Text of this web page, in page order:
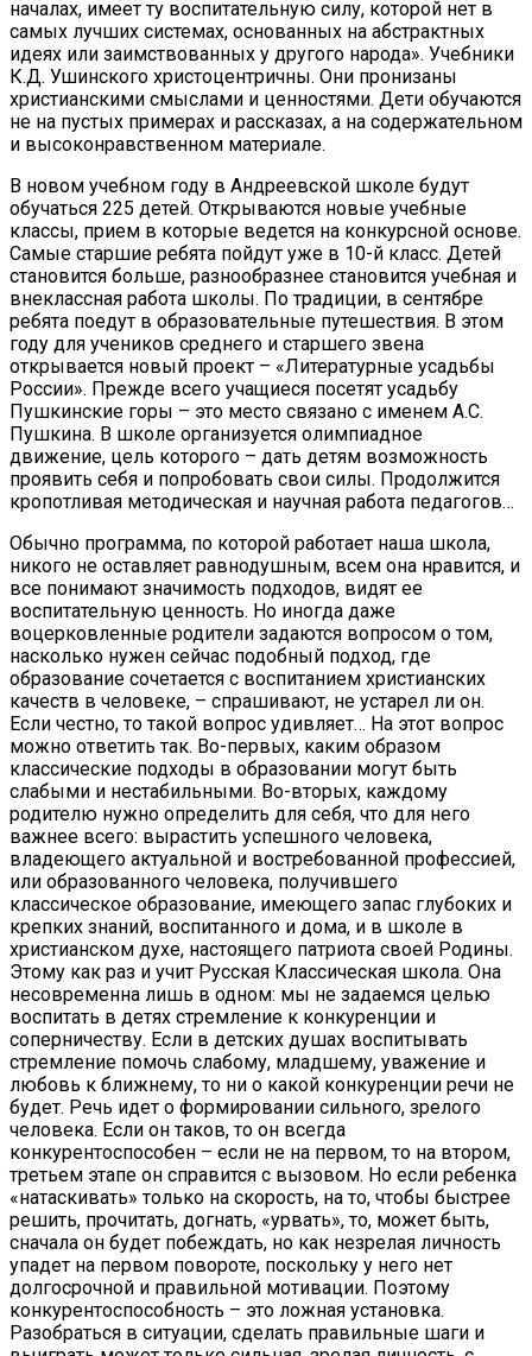
началах, имеет ту воспитательную силу, которой нет в
самых лучших системах, основанных на абстрактных
идеях или заимствованных у другого народа». Учебники
К.Д. Ушинского христоцентричны. Они пронизаны
христианскими смыслами и ценностями. Дети обучаются
не на пустых примерах и рассказах, а на содержательном
и высоконравственном материале.
В новом учебном году в Андреевской школе будут
обучаться 225 детей. Открываются новые учебные
классы, прием в которые ведется на конкурсной основе.
Самые старшие ребята пойдут уже в 10-й класс. Детей
становится больше, разнообразнее становится учебная и
внеклассная работа школы. По традиции, в сентябре
ребята поедут в образовательные путешествия. В этом
году для учеников среднего и старшего звена
открывается новый проект – «Литературные усадьбы
России». Прежде всего учащиеся посетят усадьбу
Пушкинские горы – это место связано с именем А.С.
Пушкина. В школе организуется олимпиадное
движение, цель которого – дать детям возможность
проявить себя и попробовать свои силы. Продолжится
кропотливая методическая и научная работа педагогов…
Обычно программа, по которой работает наша школа,
никого не оставляет равнодушным, всем она нравится, и
все понимают значимость подходов, видят ее
воспитательную ценность. Но иногда даже
воцерковленные родители задаются вопросом о том,
насколько нужен сейчас подобный подход, где
образование сочетается с воспитанием христианских
качеств в человеке, – спрашивают, не устарел ли он.
Если честно, то такой вопрос удивляет… На этот вопрос
можно ответить так. Во-первых, каким образом
классические подходы в образовании могут быть
слабыми и нестабильными. Во-вторых, каждому
родителю нужно определить для себя, что для него
важнее всего: вырастить успешного человека,
владеющего актуальной и востребованной профессией,
или образованного человека, получившего
классическое образование, имеющего запас глубоких и
крепких знаний, воспитанного и дома, и в школе в
христианском духе, настоящего патриота своей Родины.
Этому как раз и учит Русская Классическая школа. Она
несовременна лишь в одном: мы не задаемся целью
воспитать в детях стремление к конкуренции и
соперничеству. Если в детских душах воспитывать
стремление помочь слабому, младшему, уважение и
любовь к ближнему, то ни о какой конкуренции речи не
будет. Речь идет о формировании сильного, зрелого
человека. Если он таков, то он всегда
конкурентоспособен – если не на первом, то на втором,
третьем этапе он справится с вызовом. Но если ребенка
«натаскивать» только на скорость, на то, чтобы быстрее
решить, прочитать, догнать, «урвать», то, может быть,
сначала он будет побеждать, но как незрелая личность
упадет на первом повороте, поскольку у него нет
долгосрочной и правильной мотивации. Поэтому
конкурентоспособность – это ложная установка.
Разобраться в ситуации, сделать правильные шаги и